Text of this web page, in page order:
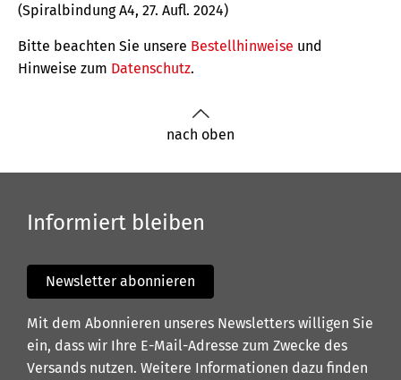
(Spiralbindung A4, 27. Aufl. 2024)
Bitte beachten Sie unsere Bestellhinweise und
Hinweise zum Datenschutz.
nach oben
Informiert bleiben
Newsletter abonnieren
Mit dem Abonnieren unseres Newsletters willigen Sie
ein, dass wir Ihre E-Mail-Adresse zum Zwecke des
Versands nutzen. Weitere Informationen dazu finden